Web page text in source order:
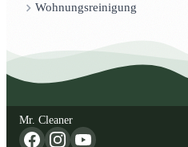
Wohnungsreinigung
Mr. Cleaner